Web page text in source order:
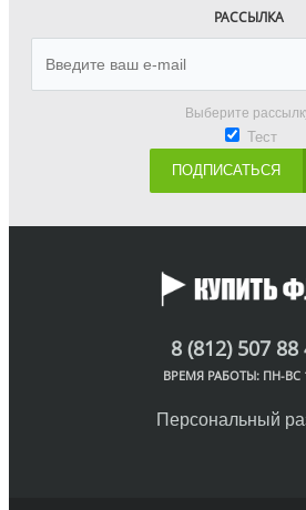
РАССЫЛКА
Выберите
Тест
ПОДПИСАТЬСЯ
8 (812) 507 88
ВРЕМЯ РАБОТЫ: ПН-ВС
Персональный